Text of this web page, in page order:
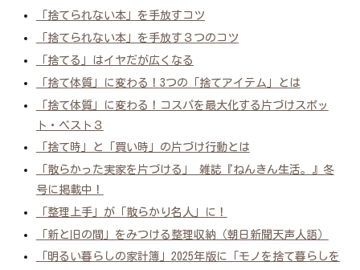
「捨てられない本」を手放すコツ
「捨てられない本」を手放す３つのコツ
「捨てる」はイヤだが広くなる
「捨て体質」に変わる！3つの「捨てアイテム」とは
「捨て体質」に変わる！コスパを最大化する片づけスポッ
ト・ベスト３
「捨て時」と「買い時」の片づけ行動とは
「散らかった実家を片づける」 雑誌『ねんきん生活。』冬
号に掲載中！
「整理上手」が「散らかり名人」に！
「新と旧の間」をみつける整理収納（朝日新聞天声人語）
「明るい暮らしの家計簿」2025年版に「モノを捨て暮らしを